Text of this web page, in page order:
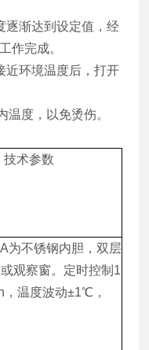
渐达到设定值，经
作完成。
环境温度后，打开
度，以免烫伤。
技术参数
为不锈钢内胆，双层
观察窗。定时控制1
，温度波动±1℃，